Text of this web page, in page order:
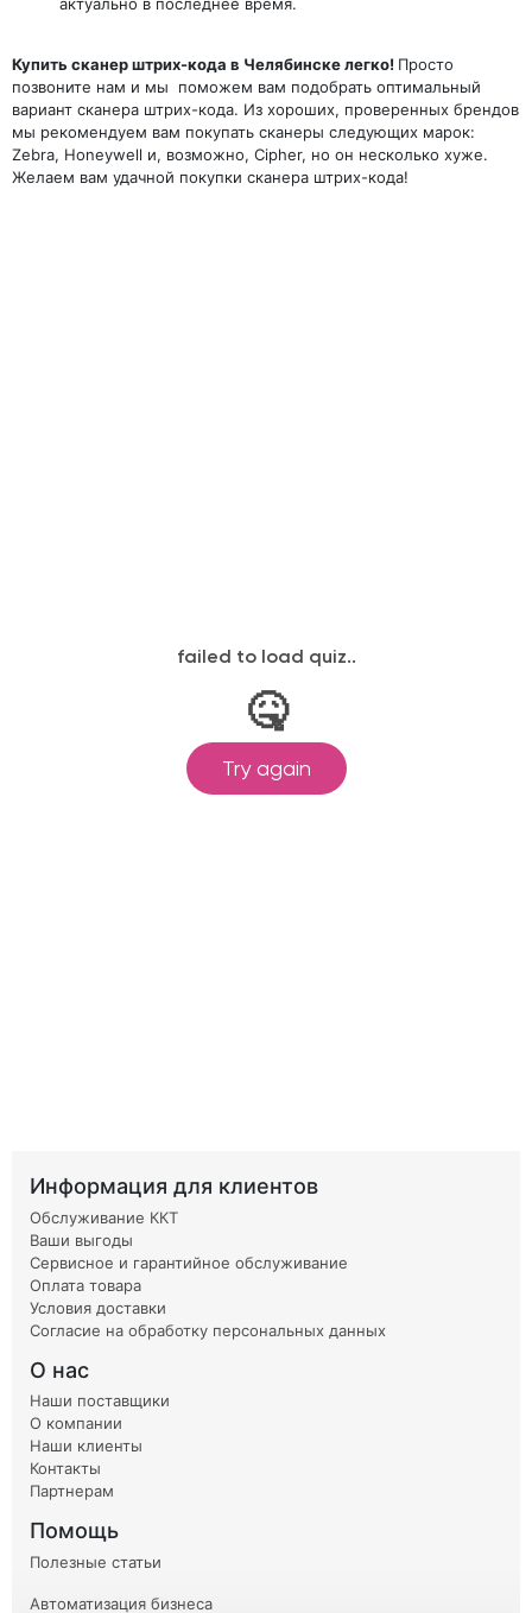
актуально в последнее время.
Купить сканер штрих-кода в Челябинске легко! Просто
позвоните нам и мы поможем вам подобрать оптимальный
вариант сканера штрих-кода. Из хороших, проверенных брендов
мы рекомендуем вам покупать сканеры следующих марок:
Zebra, Honeywell и, возможно, Cipher, но он несколько хуже.
Желаем вам удачной покупки сканера штрих-кода!
Информация для клиентов
Обслуживание ККТ
Ваши выгоды
Сервисное и гарантийное обслуживание
Оплата товара
Условия доставки
Согласие на обработку персональных данных
О нас
Наши поставщики
О компании
Наши клиенты
Контакты
Партнерам
Помощь
Полезные статьи
Автоматизация бизнеса